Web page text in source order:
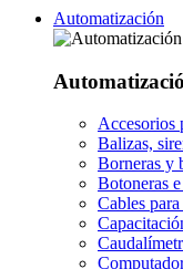
Automatización
Accesorios
Balizas,
Borneras y
Botoneras
Cables para